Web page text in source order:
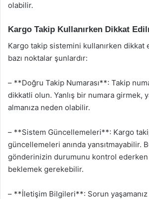
olabilir.
Kargo Takip Kullanırken Dikkat
Kargo takip sistemini kullanırken dikkat
bazı noktalar şunlardır:
– **Doğru Takip Numarası**: Takip
dikkatli olun. Yanlış bir numara girmek,
almanıza neden olabilir.
– **Sistem Güncellemeleri**: Kargo
güncellemeleri anında yansıtmayabilir.
gönderinizin durumunu kontrol
beklemek gerekebilir.
– **İletişim Bilgileri**: Sorun